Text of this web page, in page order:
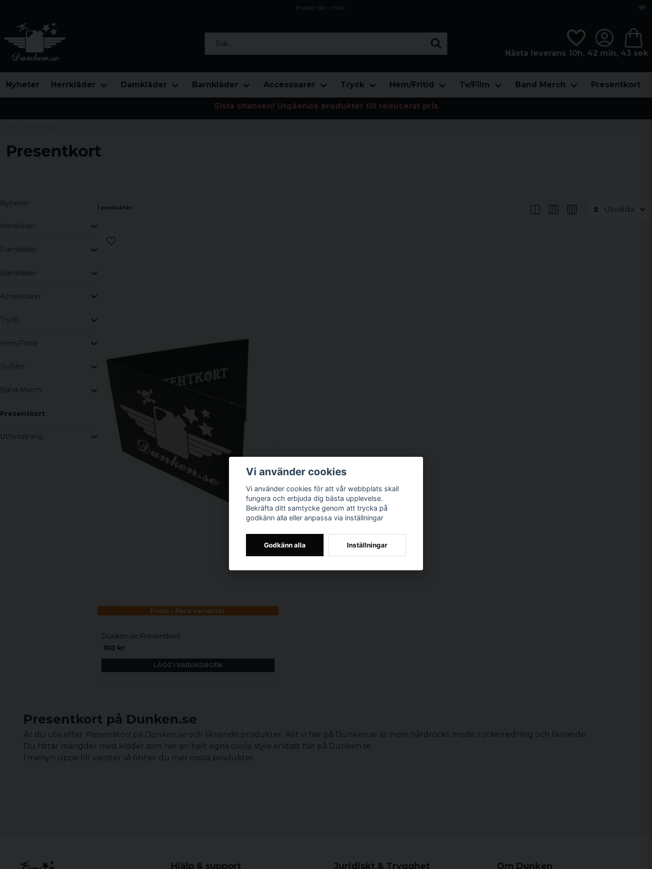
Endast 59kr i frakt
Nästa leverans 10h, 42 min, 42 sek
Nyheter Herrkläder Damkläder Barnkläder Accessoarer Tryck Hem/Fritid Tv/Film Band Merch Presentkort
Sista chansen! Utgående produkter till reducerat pris
Presentkort
Nyheter
Herrkläder
Damkläder
Barnkläder
Accessoarer
Tryck
Hem/Fritid
Tv/Film
Band Merch
Presentkort
Utförsäljning
1 produkter Utvalda
Finns i flera varianter
Dunken.se Presentkort
100 kr
LÄGG I VARUKORGEN
Presentkort på Dunken.se
Är du ute efter Presentkort på Dunken.se och liknande produkter. Allt vi har på Dunken.se är inom hårdrocks mode, rockinredning och liknande.
Du hittar mängder med kläder som har sin helt egna coola style endast här på Dunken.se.
I menyn uppe till vänster så finner du mer coola produkter.
Hjälp & support Juridiskt & Trygghet Om Dunken
Vi använder cookies
Vi använder cookies för att vår webbplats skall
fungera och erbjuda dig bästa upplevelse.
Bekräfta ditt samtycke genom att trycka på
godkänn alla eller anpassa via inställningar
Godkänn alla Inställningar